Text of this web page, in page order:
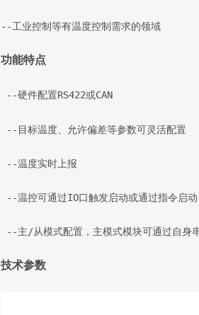
--工业控制等有温度控制需求的领域
功能特点
--硬件配置RS422或CAN
--目标温度、允许偏差等参数可灵活配置
--温度实时上报
--温控可通过IO口触发启动或通过指令启动
--主/从模式配置，主模式模块可通过自身
技术参数